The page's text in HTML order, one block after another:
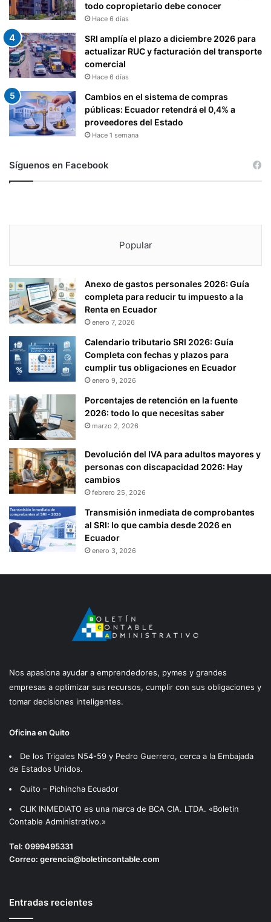
todo copropietario debe conocer
Hace 6 días
SRI amplía el plazo a diciembre 2026 para
actualizar RUC y facturación del transporte
comercial
Hace 6 días
Cambios en el sistema de compras
públicas: Ecuador retendrá el 0,4% a
proveedores del Estado
Hace 1 semana
Síguenos en Facebook
Popular
Anexo de gastos personales 2026: Guía
completa para reducir tu impuesto a la
Renta en Ecuador
enero 7, 2026
Calendario tributario SRI 2026: Guía
Completa con fechas y plazos para
cumplir tus obligaciones en Ecuador
enero 9, 2026
Porcentajes de retención en la fuente
2026: todo lo que necesitas saber
marzo 2, 2026
Devolución del IVA para adultos mayores y
personas con discapacidad 2026: Hay
cambios
febrero 25, 2026
Transmisión inmediata de comprobantes
al SRI: lo que cambia desde 2026 en
Ecuador
enero 3, 2026
Nos apasiona ayudar a emprendedores, pymes y grandes
empresas a optimizar sus recursos, cumplir con sus obligaciones y
tomar decisiones inteligentes.
Oficina en Quito
De los Trigales N54-59 y Pedro Guerrero, cerca a la Embajada
de Estados Unidos.
Quito – Pichincha Ecuador
CLIK INMEDIATO es una marca de BCA CIA. LTDA. «Boletin
Contable Administrativo.»
Tel: 0999495331
Correo: gerencia@boletincontable.com
Entradas recientes